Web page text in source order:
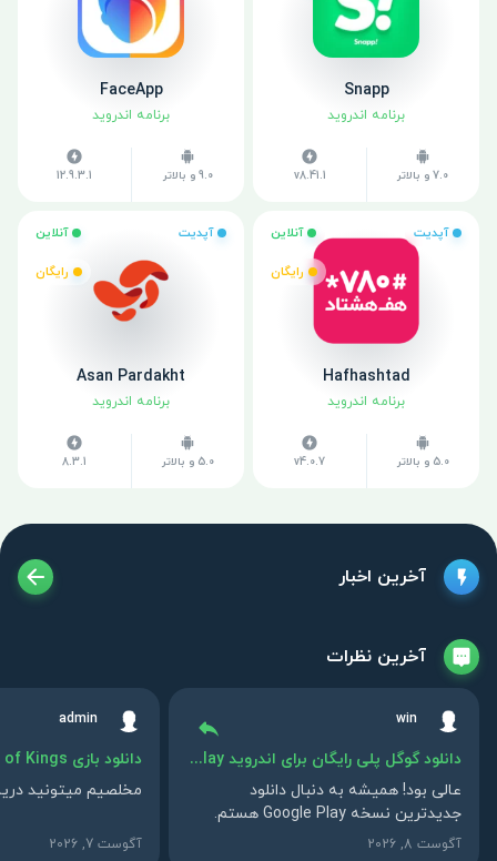
Snapp
برنامه اندروید
7.0 و بالاتر v8.41.1
FaceApp
برنامه اندروید
9.0 و بالاتر 12.9.3.1
آپدیت آنلاین
رایگان
Hafhashtad
برنامه اندروید
5.0 و بالاتر v4.0.7
آپدیت آنلاین
رایگان
Asan Pardakht
برنامه اندروید
5.0 و بالاتر 8.3.1
آخرین اخبار
آخرین نظرات
win
دانلود گوگل پلی رایگان برای اندروید Google Play
عالی بود! همیشه به دنبال دانلود
جدیدترین نسخه Google Play هستم.
ممنون از راهنمایی‌های خوبتون.
آگوست 8, 2026
admin
دانلود بازی Path of Kings اندروید
مخلصیم میتونید
آگوست 7, 2026